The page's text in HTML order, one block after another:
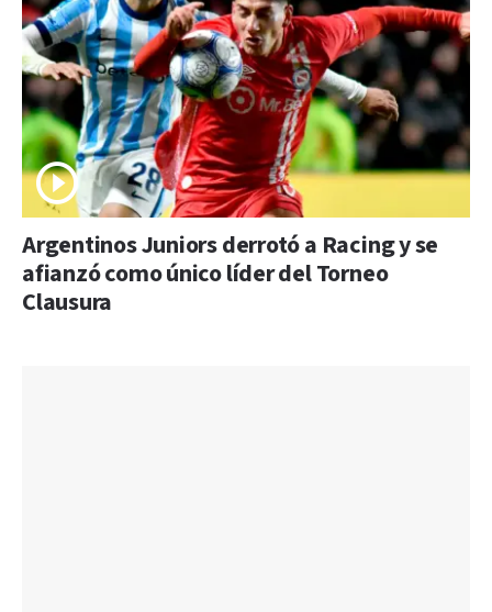
Argentinos Juniors derrotó a Racing y se
afianzó como único líder del Torneo
Clausura